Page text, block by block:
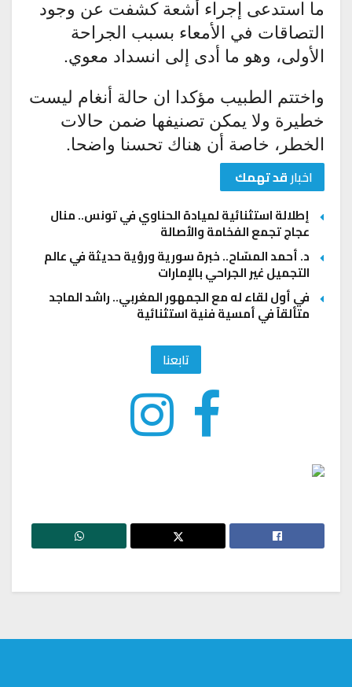
ما استدعى إجراء أشعة كشفت عن وجود
التصاقات في الأمعاء بسبب الجراحة
الأولى، وهو ما أدى إلى انسداد معوي.
واختتم الطبيب مؤكدا ان حالة أنغام ليست
خطيرة ولا يمكن تصنيفها ضمن حالات
الخطر، خاصة أن هناك تحسنا واضحا.
اخبارقد تهمك
إطلالة استثنائية لميادة الحناوي في تونس.. منال
عجاج تجمع الفخامة والأصالة
د. أحمد المسّاح.. خبرة سورية ورؤية حديثة في عالم
التجميل غير الجراحي بالإمارات
في أول لقاء له مع الجمهور المغربي.. راشد الماجد
متألقاً في أمسية فنية استثنائية
تابعنا